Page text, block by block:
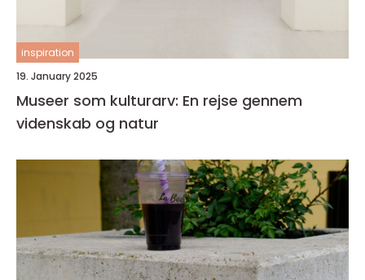
inspiration
19. January 2025
Museer som kulturarv: En rejse gennem
videnskab og natur